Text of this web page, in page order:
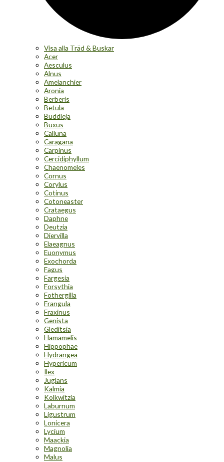
Visa alla Träd & Buskar
Acer
Aesculus
Alnus
Amelanchier
Aronia
Berberis
Betula
Buddleja
Buxus
Calluna
Caragana
Carpinus
Cercidiphyllum
Chaenomeles
Cornus
Corylus
Cotinus
Cotoneaster
Crataegus
Daphne
Deutzia
Diervilla
Elaeagnus
Euonymus
Exochorda
Fagus
Fargesia
Forsythia
Fothergilla
Frangula
Fraxinus
Genista
Gleditsia
Hamamelis
Hippophae
Hydrangea
Hypericum
Ilex
Juglans
Kalmia
Kolkwitzia
Laburnum
Ligustrum
Lonicera
Lycium
Maackia
Magnolia
Malus